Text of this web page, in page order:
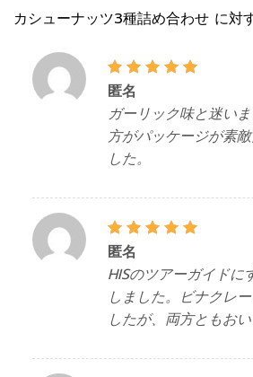
カシューナッツ3種詰め合わせ に対
5段階中
匿名
ガーリック味と迷い
方がパッケージが素
した。
5段階中
匿名
HISのツアーガイドに
しました。ビナクレ
したが、両方ともおい